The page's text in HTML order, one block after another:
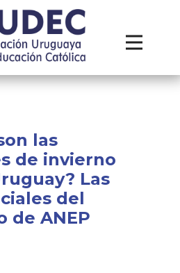
las
de invierno
Las
del
de ANEP